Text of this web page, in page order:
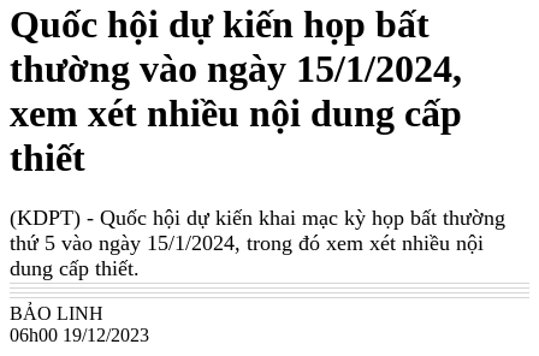
Quốc hội dự kiến họp bất
thường vào ngày 15/1/2024,
xem xét nhiều nội dung cấp
thiết
(KDPT) - Quốc hội dự kiến khai mạc kỳ họp bất thường
thứ 5 vào ngày 15/1/2024, trong đó xem xét nhiều nội
dung cấp thiết.
BẢO LINH
06h00 19/12/2023